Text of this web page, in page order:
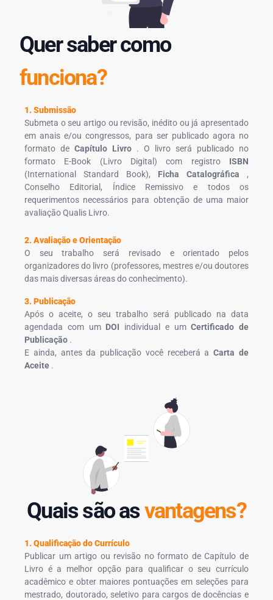
Quer saber como
funciona?
1. Submissão
Submeta o seu artigo ou revisão, inédito ou já apresentado
em anais e/ou congressos, para ser publicado agora no
formato de Capítulo Livro . O livro será publicado no
formato E-Book (Livro Digital) com registro ISBN
(International Standard Book), Ficha Catalográfica ,
Conselho Editorial, Índice Remissivo e todos os
requerimentos necessários para obtenção de uma maior
avaliação Qualis Livro.
2. Avaliação e Orientação
O seu trabalho será revisado e orientado pelos
organizadores do livro (professores, mestres e/ou doutores
das mais diversas áreas do conhecimento).
3. Publicação
Após o aceite, o seu trabalho será publicado na data
agendada com um DOI individual e umCertificado de
Publicação .
E ainda, antes da publicação você receberá aCarta de
Aceite .
Quais são asvantagens?
1. Qualificação do Currículo
Publicar um artigo ou revisão no formato de Capítulo de
Livro é a melhor opção para qualificar o seu currículo
acadêmico e obter maiores pontuações em seleções para
mestrado, doutorado, seletivo para cargos de docências e